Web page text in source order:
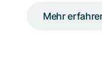
Mehr